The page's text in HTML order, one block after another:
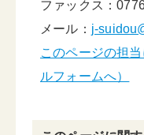
ファックス：
メール： j-
このページの担
ルフォームへ）